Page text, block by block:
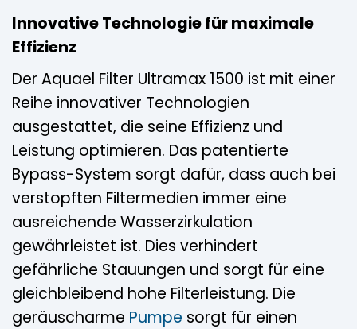
Innovative Technologie für maximale
Effizienz
Der Aquael Filter Ultramax 1500 ist mit einer
Reihe innovativer Technologien
ausgestattet, die seine Effizienz und
Leistung optimieren. Das patentierte
Bypass-System sorgt dafür, dass auch bei
verstopften Filtermedien immer eine
ausreichende Wasserzirkulation
gewährleistet ist. Dies verhindert
gefährliche Stauungen und sorgt für eine
gleichbleibend hohe Filterleistung. Die
geräuscharme Pumpe sorgt für einen